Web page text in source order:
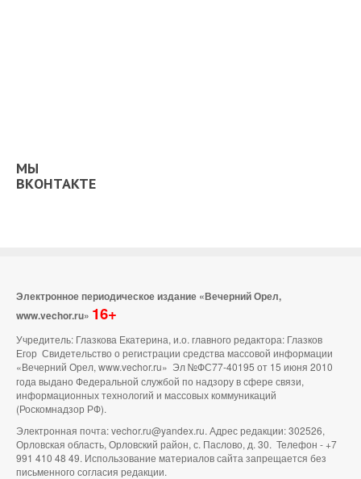
МЫ
ВКОНТАКТЕ
Электронное периодическое издание «Вечерний Орел,
www.vechor.ru» 16+
Учредитель: Глазкова Екатерина, и.о. главного редактора: Глазков
Егор Свидетельство о регистрации средства массовой информации
«Вечерний Орел, www.vechor.ru» Эл №ФС77-40195 от 15 июня 2010
года выдано Федеральной службой по надзору в сфере связи,
информационных технологий и массовых коммуникаций
(Роскомнадзор РФ).
Электронная почта: vechor.ru@yandex.ru. Адрес редакции: 302526,
Орловская область, Орловский район, с. Паслово, д. 30. Телефон - +7
991 410 48 49. Использование материалов сайта запрещается без
письменного согласия редакции.